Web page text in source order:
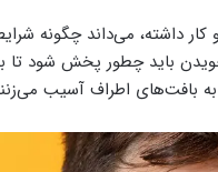
داشته، می‌داند چگونه
باید چطور پخش شود تا
به بافت‌های اطراف آسیب